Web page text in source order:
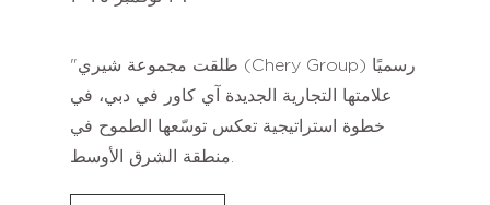
"طلقت مجموعة شيري (Chery Group) رسميًا
علامتها التجارية الجديدة آي كاور في دبي، في
خطوة استراتيجية تعكس توسّعها الطموح في
منطقة الشرق الأوسط.